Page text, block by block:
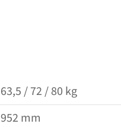
63,5 / 72 / 80 kg
952 mm